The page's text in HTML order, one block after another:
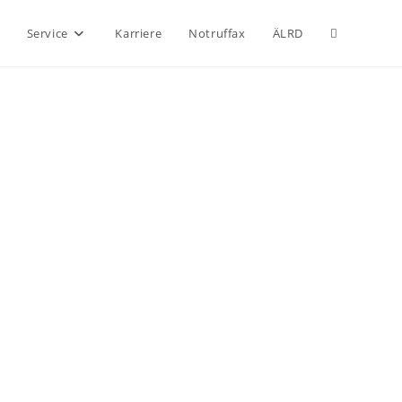
Service Karriere Notruffax ÄLRD